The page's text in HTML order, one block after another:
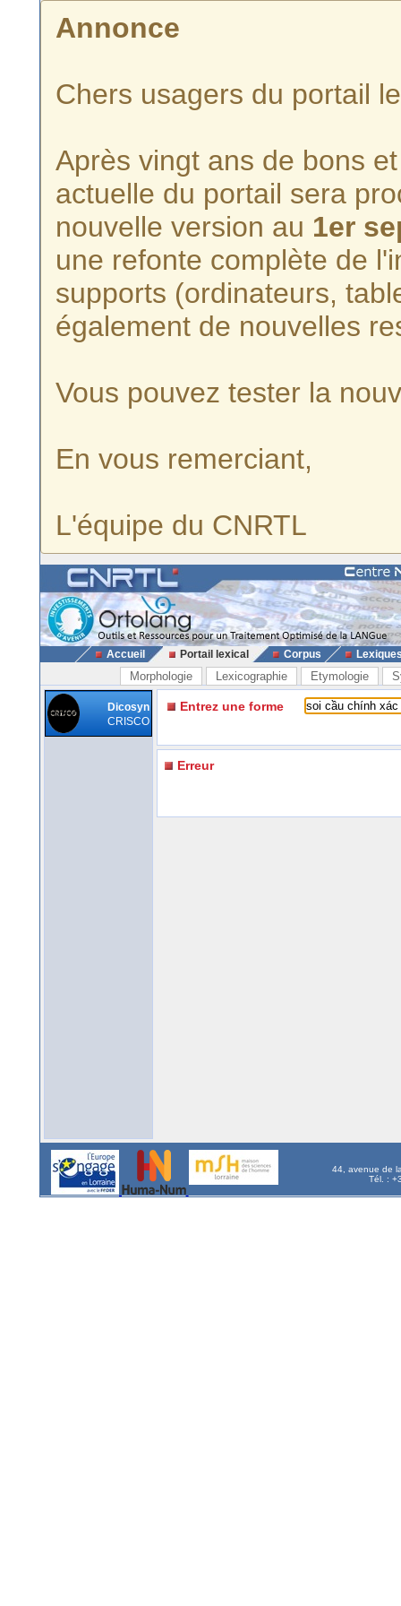
Annonce
Chers usagers du portail
Après vingt ans de bons
actuelle du portail sera
nouvelle version au 1er
une refonte complète de
supports (ordinateurs,
également de nouvelles
Vous pouvez tester la
En vous remerciant,
L'équipe du CNRTL
Accueil Portail lexical Corpus
Morphologie Lexicographie Etymologie
Dicosyn
CRISCO
Entrez une forme
Erreur
44, avenue de
Tél. :